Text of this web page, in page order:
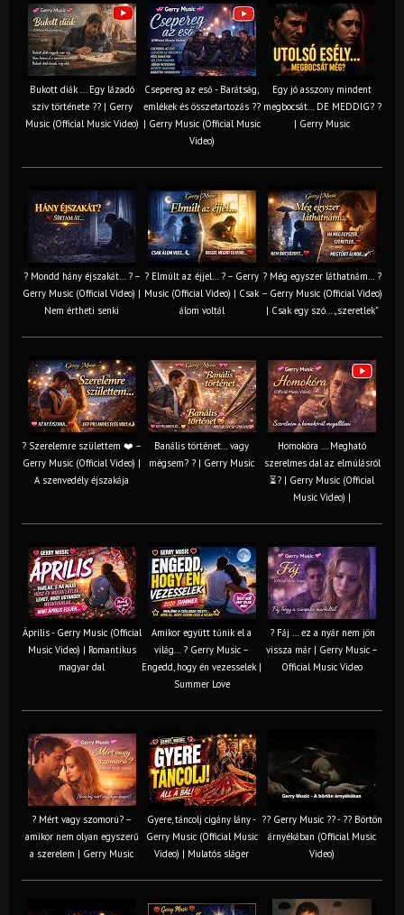
Bukott diák ... Egy lázadó
szív története ?? | Gerry
Music (Official Music Video)
Csepereg az eső - Barátság,
emlékek és összetartozás ?️?
| Gerry Music (Official Music
Video)
Egy jó asszony mindent
megbocsát… DE MEDDIG? ?
| Gerry Music
? Mondd hány éjszakát… ? –
Gerry Music (Official Video) |
Nem értheti senki
? Elmúlt az éjjel… ? – Gerry
Music (Official Video) | Csak
álom voltál
? Még egyszer láthatnám… ?
– Gerry Music (Official Video)
| Csak egy szó… „szeretlek”
? Szerelemre születtem ❤️ –
Gerry Music (Official Video) |
A szenvedély éjszakája
Banális történet… vagy
mégsem? ? | Gerry Music
Homokóra ... Megható
szerelmes dal az elmúlásról
⏳? | Gerry Music (Official
Music Video) |
Április - Gerry Music (Official
Music Video) | Romantikus
magyar dal
Amikor együtt tűnik el a
világ... ? Gerry Music –
Engedd, hogy én vezesselek |
Summer Love
? Fáj … ez a nyár nem jön
vissza már | Gerry Music –
Official Music Video
? Mért vagy szomorú? –
amikor nem olyan egyszerű
a szerelem | Gerry Music
Gyere, táncolj cigány lány -
Gerry Music (Official Music
Video) | Mulatós sláger
?? Gerry Music ?? - ?? Börtön
árnyékában (Official Music
Video)